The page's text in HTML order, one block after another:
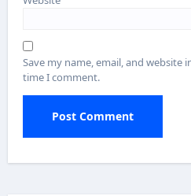
Save my name, email, and website
time I comment.